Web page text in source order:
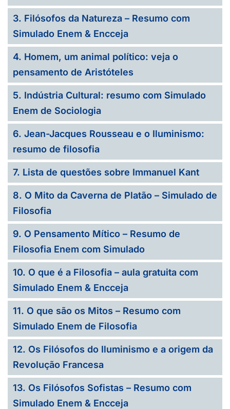
3. Filósofos da Natureza – Resumo com
Simulado Enem & Encceja
4. Homem, um animal político: veja o
pensamento de Aristóteles
5. Indústria Cultural: resumo com Simulado
Enem de Sociologia
6. Jean-Jacques Rousseau e o Iluminismo:
resumo de filosofia
7. Lista de questões sobre Immanuel Kant
8. O Mito da Caverna de Platão – Simulado de
Filosofia
9. O Pensamento Mítico – Resumo de
Filosofia Enem com Simulado
10. O que é a Filosofia – aula gratuita com
Simulado Enem & Encceja
11. O que são os Mitos – Resumo com
Simulado Enem de Filosofia
12. Os Filósofos do Iluminismo e a origem da
Revolução Francesa
13. Os Filósofos Sofistas – Resumo com
Simulado Enem & Encceja